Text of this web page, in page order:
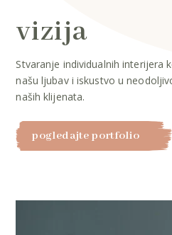
vizija
Stvaranje individualnih interijera
našu ljubav i iskustvo u
naših klijenata.
pogledajte portfolio